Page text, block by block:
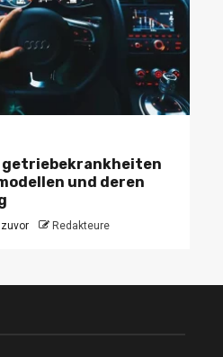
getriebekrankheiten
und deren
Redakteure